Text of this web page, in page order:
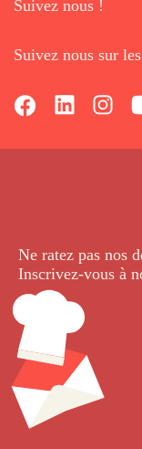
Suivez nous !
Suivez nous sur
Ne ratez pas nos
Inscrivez-vous à